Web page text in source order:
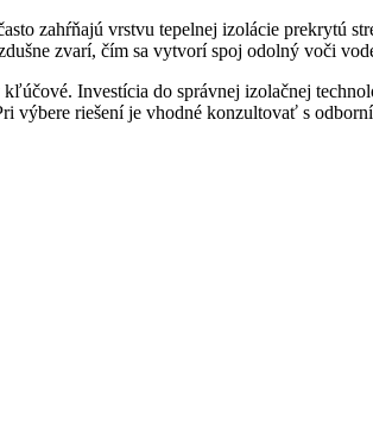
zahŕňajú vrstvu tepelnej izolácie prekrytú
zvarí, čím sa vytvorí spoj odolný voči
Investícia do správnej izolačnej
riešení je vhodné konzultovať s